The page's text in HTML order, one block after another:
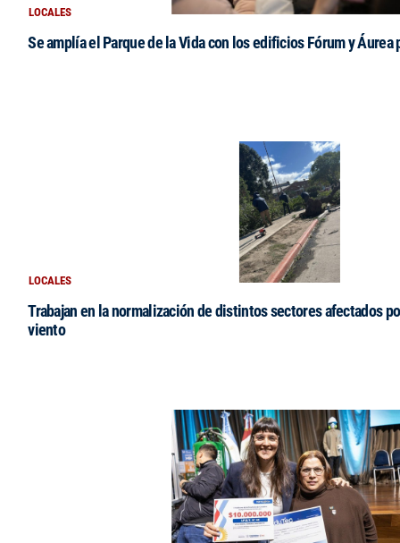
LOCALES
Se amplía el Parque de la Vida con los edificios Fórum y
LOCALES
Trabajan en la normalización de distintos sectores afectados
viento